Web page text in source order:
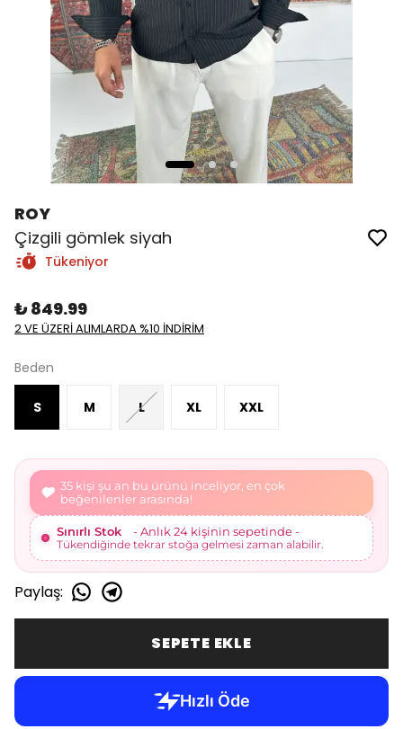
ROY
Çizgili gömlek siyah
Tükeniyor
₺ 849.99
2 VE ÜZERİ ALIMLARDA %10 İNDİRİM
Beden
S M L XL XXL
38 kişi şu an bu ürünü inceliyor, en çok
beğenilenler arasında!
Sınırlı Stok
- Anlık 24 kişinin sepetinde -
Tükendiğinde tekrar stoğa gelmesi zaman alabilir.
Paylaş:
SEPETE EKLE